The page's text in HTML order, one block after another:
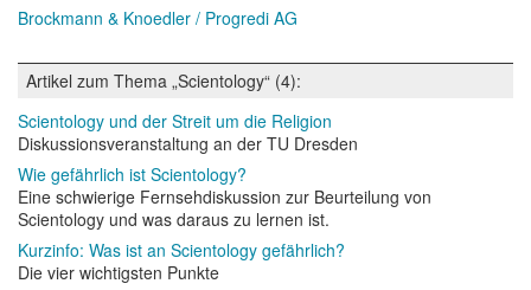
Brockmann & Knoedler / Progredi AG
Artikel zum Thema „Scientology“ (4):
Scientology und der Streit um die Religion
Diskussionsveranstaltung an der TU Dresden
Wie gefährlich ist Scientology?
Eine schwierige Fernsehdiskussion zur Beurteilung von
Scientology und was daraus zu lernen ist.
Kurzinfo: Was ist an Scientology gefährlich?
Die vier wichtigsten Punkte